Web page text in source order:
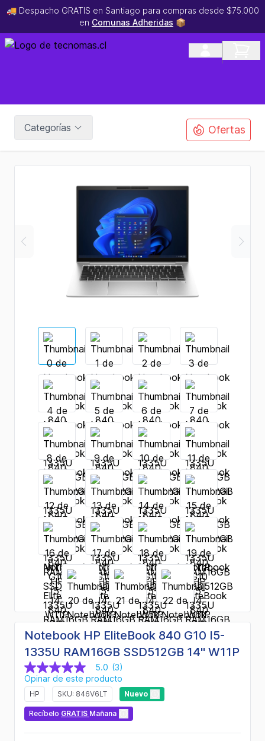
🚚 Despacho GRATIS en Santiago para compras desde $75.000
en Comunas Adheridas 📦
Categorías Ofertas
Notebook HP EliteBook 840 G10 I5-
1335U RAM16GB SSD512GB 14" W11P
5.0
de
5
estrellas,
valor
medio
5.0 (3)
Opinar de este producto
HP SKU: 846V6LT Nuevo
Recíbelo GRATIS Mañana